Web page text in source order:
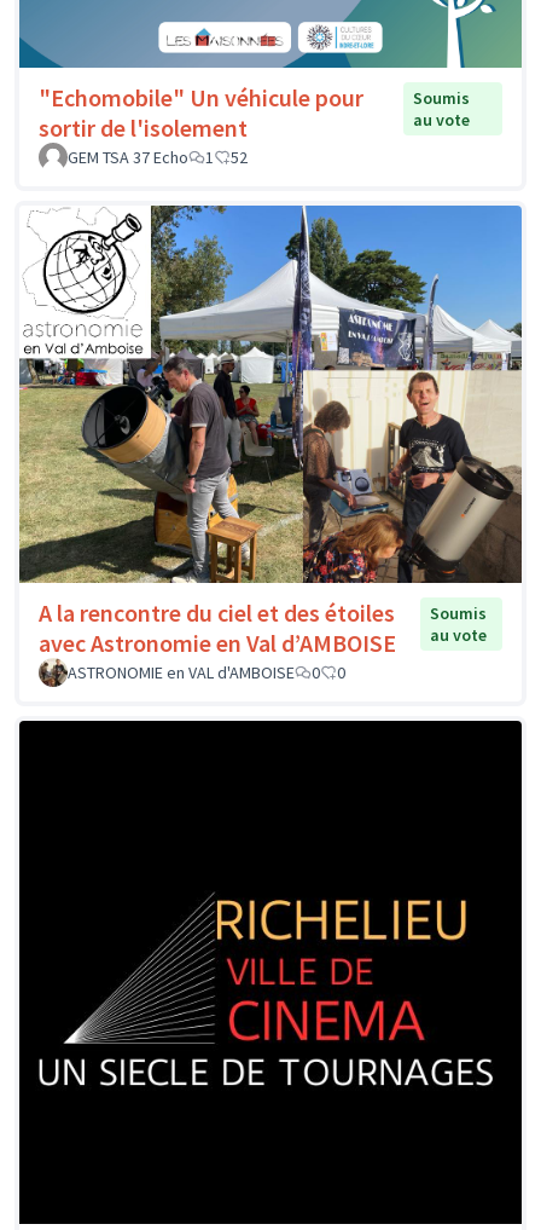
"Echomobile" Un véhicule pour
sortir de l'isolement
Soumis
au vote
GEM TSA 37 Echo
1 52
A la rencontre du ciel et des étoiles
avec Astronomie en Val d’AMBOISE
Soumis
au vote
ASTRONOMIE en VAL d'AMBOISE
0 0